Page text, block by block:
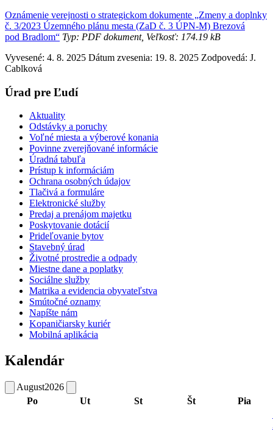
Oznámenie verejnosti o strategickom dokumente „Zmeny a doplnky
č. 3/2023 Územného plánu mesta (ZaD č. 3 ÚPN-M) Brezová
pod Bradlom“ Typ: PDF dokument, Veľkosť: 174.19 kB
Vyvesené: 4. 8. 2025 Dátum zvesenia: 19. 8. 2025 Zodpovedá: J.
Cablková
Úrad pre Ľudí
Aktuality
Odstávky a poruchy
Voľné miesta a výberové konania
Povinne zverejňované informácie
Úradná tabuľa
Prístup k informáciám
Ochrana osobných údajov
Tlačivá a formuláre
Elektronické služby
Predaj a prenájom majetku
Poskytovanie dotácií
Prideľovanie bytov
Stavebný úrad
Životné prostredie a odpady
Miestne dane a poplatky
Sociálne služby
Matrika a evidencia obyvateľstva
Smútočné oznamy
Napíšte nám
Kopaničiarsky kuriér
Mobilná aplikácia
Kalendár
August2026
Po
Ut St Št Pia